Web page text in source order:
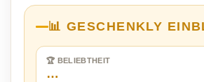
📊 GESCHENKLY
🏆 BELIEBTHEIT
…